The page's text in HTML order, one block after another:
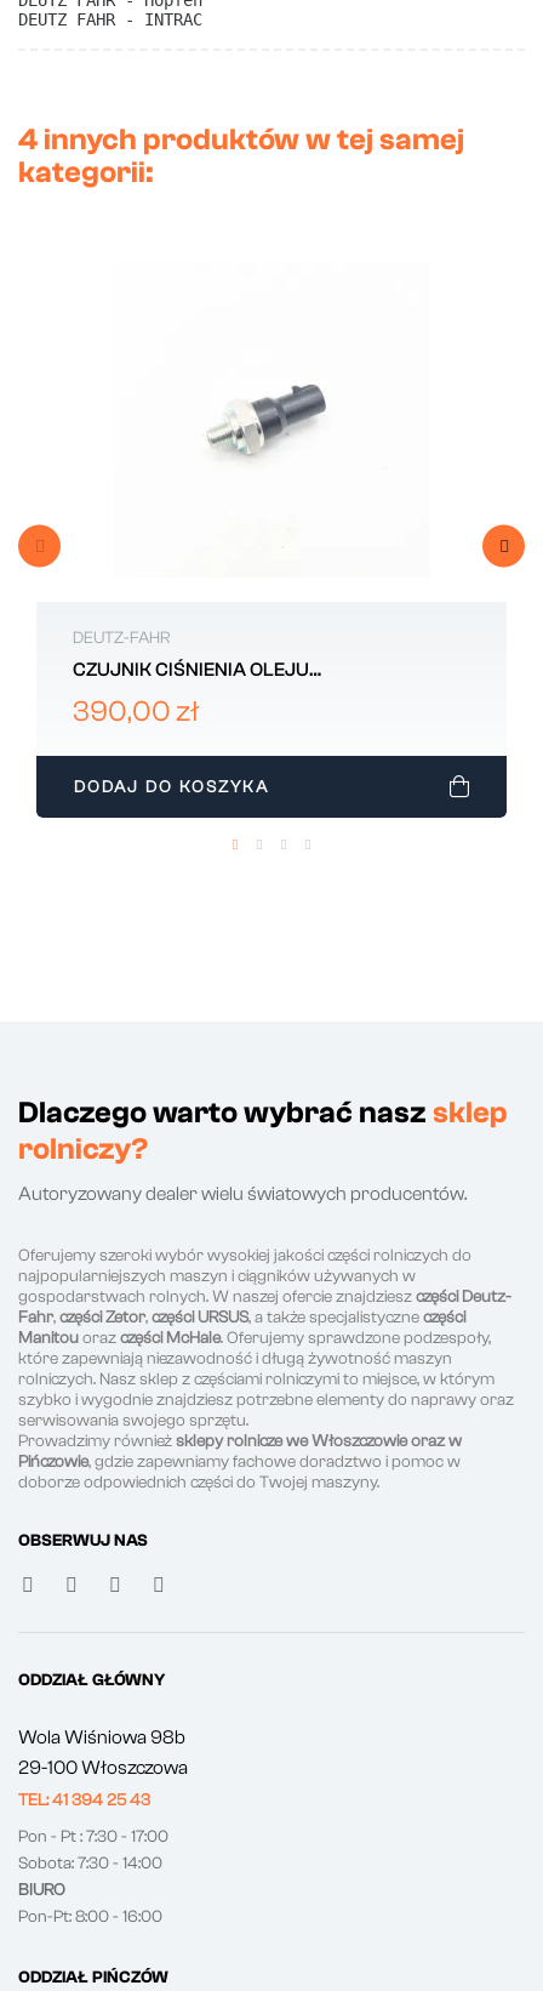
DEUTZ FAHR - INTRAC
4 innych produktów w tej samej
kategorii:
DEUTZ-FAHR
CZUJNIK CIŚNIENIA OLEJU
HYDRAULICZNEGO DEUTZ-FAHR
2.7099.660.0/10
390,00 zł
DODAJ DO KOSZYKA
Dlaczego warto wybrać nasz sklep
rolniczy?
Autoryzowany dealer wielu światowych producentów.
Oferujemy szeroki wybór wysokiej jakości części rolniczych do
najpopularniejszych maszyn i ciągników używanych w
gospodarstwach rolnych. W naszej ofercie znajdzieszczęści Deutz-
Fahr,części Zetor,części URSUS, a także specjalistyczneczęści
Manitouorazczęści McHale. Oferujemy sprawdzone podzespoły,
które zapewniają niezawodność i długą żywotność maszyn
rolniczych. Nasz sklep z częściami rolniczymi to miejsce, w którym
szybko i wygodnie znajdziesz potrzebne elementy do naprawy oraz
serwisowania swojego sprzętu.
Prowadzimy równieżsklepy rolnicze we Włoszczowie oraz w
Pińczowie, gdzie zapewniamy fachowe doradztwo i pomoc w
doborze odpowiednich części do Twojej maszyny.
OBSERWUJ NAS
ODDZIAŁ GŁÓWNY
Wola Wiśniowa 98b
29-100 Włoszczowa
TEL: 41 394 25 43
Pon - Pt : 7:30 - 17:00
Sobota: 7:30 - 14:00
BIURO
Pon-Pt: 8:00 - 16:00
ODDZIAŁ PIŃCZÓW